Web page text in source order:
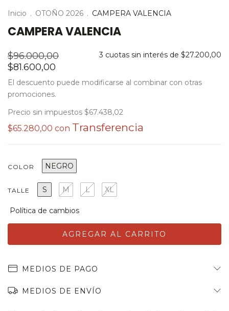
Inicio . OTOÑO 2026 . CAMPERA VALENCIA
CAMPERA VALENCIA
$96.000,00
$81.600,00
3 cuotas sin interés de $27.200,00
El descuento puede modificarse al combinar con otras
promociones.
Precio sin impuestos $67.438,02
$65.280,00 con
COLOR NEGRO
TALLE S M L XL
MEDIOS DE PAGO
MEDIOS DE ENVÍO